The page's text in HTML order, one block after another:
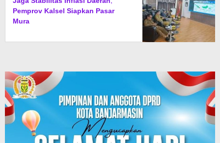
Pemprov Kalsel Siapkan Pasar
Mura